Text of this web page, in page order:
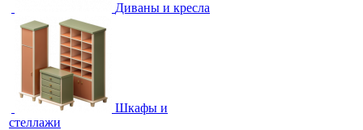
Диваны и кресла
Шкафы и
стеллажи